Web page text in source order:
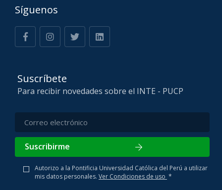
Síguenos
Suscríbete
Para recibir novedades sobre el INTE - PUCP
Suscribirme
Autorizo a la Pontificia Universidad Católica del Perú a utilizar
mis datos personales. Ver Condiciones de uso *